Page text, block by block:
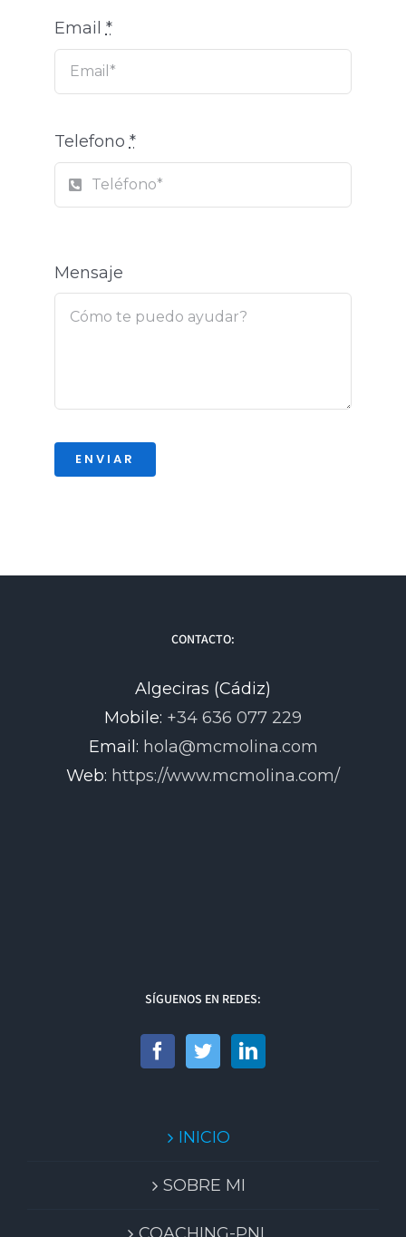
Email *
Telefono *
Mensaje
ENVIAR
CONTACTO:
Algeciras (Cádiz)
Mobile: +34 636 077 229
Email: hola@mcmolina.com
Web: https://www.mcmolina.com/
SÍGUENOS EN REDES:
INICIO
SOBRE MI